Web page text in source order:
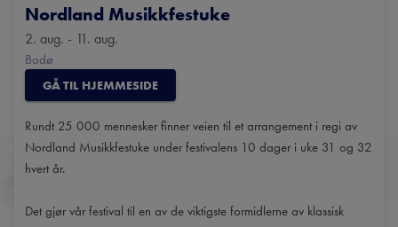
Nordland Musikkfestuke
2. aug. - 11. aug.
Bodø
GÅ TIL HJEMMESIDE
Rundt 25 000 mennesker finner veien til et arrangement i regi av
Nordland Musikkfestuke under festivalens 10 dager i uke 31 og 32
hvert år.
Det gjør vår festival til en av de viktigste formidlerne av klassisk